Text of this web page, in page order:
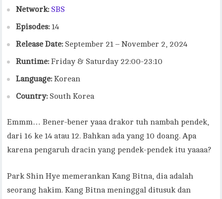
Network: SBS
Episodes:14
Release Date:September 21 – November 2, 2024
Runtime:Friday & Saturday 22:00-23:10
Language:Korean
Country:South Korea
Emmm… Bener-bener yaaa drakor tuh nambah pendek,
dari 16 ke 14 atau 12. Bahkan ada yang 10 doang. Apa
karena pengaruh dracin yang pendek-pendek itu yaaaa?
Park Shin Hye memerankan Kang Bitna, dia adalah
seorang hakim. Kang Bitna meninggal ditusuk dan